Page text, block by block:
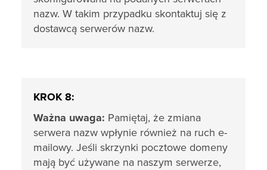
nazw. W takim przypadku skontaktuj się z
dostawcą serwerów nazw.
KROK 8:
Ważna uwaga: Pamiętaj, że zmiana
serwera nazw wpłynie również na ruch e-
mailowy. Jeśli skrzynki pocztowe domeny
mają być używane na naszym serwerze,